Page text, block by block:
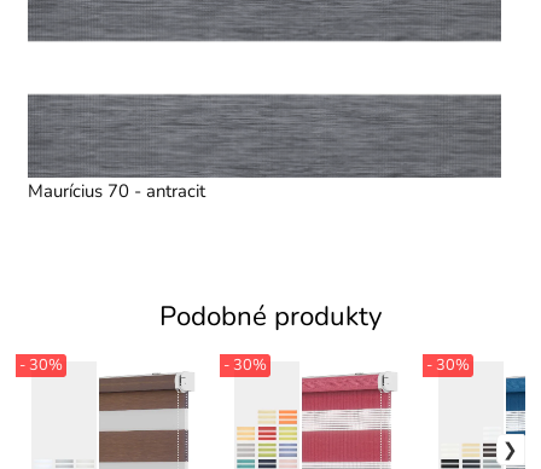
Maurícius 70 - antracit
Podobné produkty
- 30% - 30% - 30%